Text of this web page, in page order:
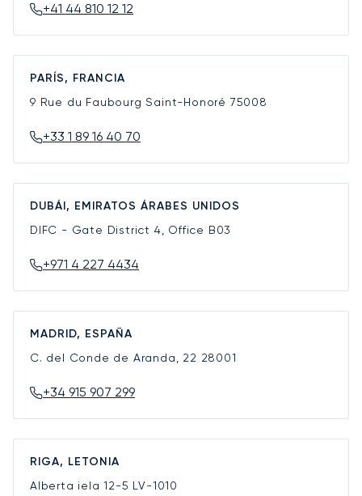
+41 44 810 12 12
PARÍS, FRANCIA
9 Rue du Faubourg Saint-Honoré 75008
+33 1 89 16 40 70
DUBÁI, EMIRATOS ÁRABES UNIDOS
DIFC - Gate District 4, Office B03
+971 4 227 4434
MADRID, ESPAÑA
C. del Conde de Aranda, 22 28001
+34 915 907 299
RIGA, LETONIA
Alberta iela 12-5 LV-1010